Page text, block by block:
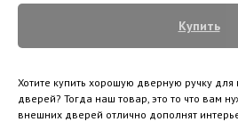
Купить
Хотите купить хорошую дверную ручку
дверей? Тогда наш товар, это то что вам
внешних дверей отлично дополнят